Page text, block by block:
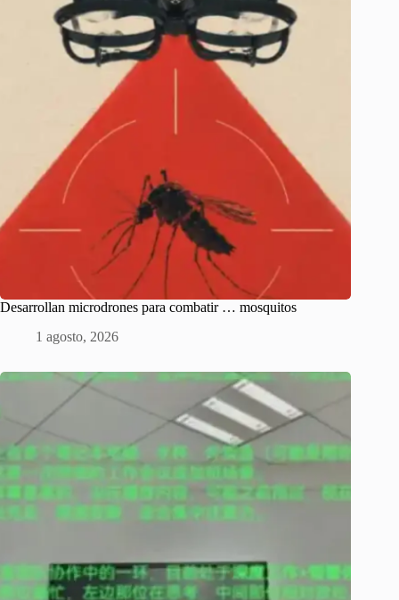
Desarrollan microdrones para combatir … mosquitos
1 agosto, 2026